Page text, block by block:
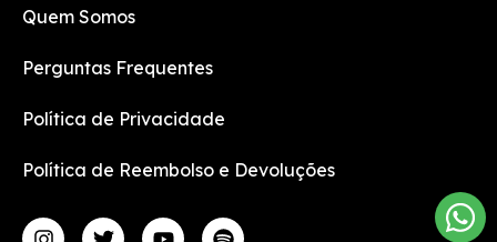
Quem Somos
Perguntas Frequentes
Política de Privacidade
Política de Reembolso e Devoluções